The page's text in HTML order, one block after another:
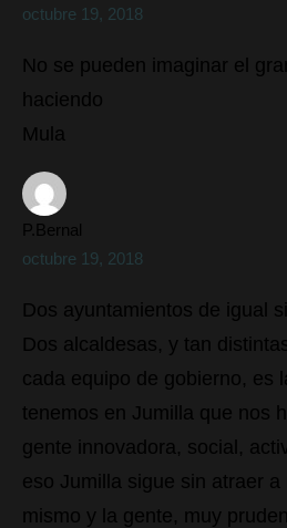
octubre 19, 2018
No se pueden imaginar el
haciendo
Mula
P.Bernal
octubre 19, 2018
Dos ayuntamientos de igual
Dos alcaldesas, y tan
cada equipo de gobierno, es
tenemos en Jumilla que nos
gente innovadora, social,
eso Jumilla sigue sin atraer
mismo y la gente, muy